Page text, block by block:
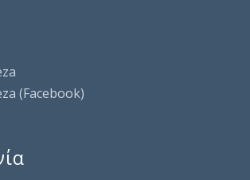
(Facebook)